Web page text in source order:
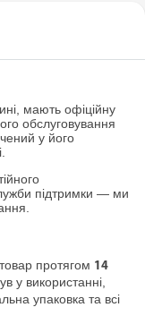
мають офіційну
обслуговування
у його
підтримки — ми
протягом 14
у використанні,
упаковка та всі